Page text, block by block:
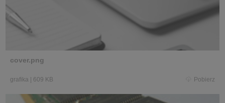
cover.png
grafika 609 KB Pobierz